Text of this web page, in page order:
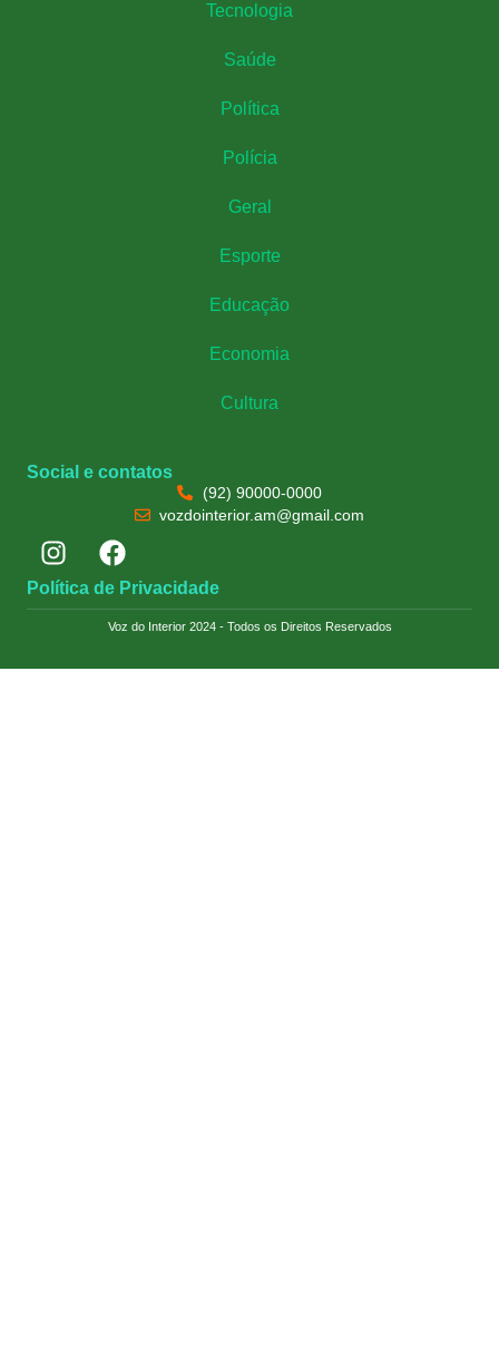
Tecnologia
Saúde
Política
Polícia
Geral
Esporte
Educação
Economia
Cultura
Social e contatos
(92) 90000-0000
vozdointerior.am@gmail.com
Política de Privacidade
Voz do Interior 2024 - Todos os Direitos Reservados